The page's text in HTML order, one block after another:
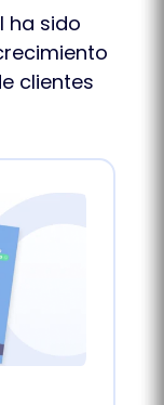
ha sido
clientes